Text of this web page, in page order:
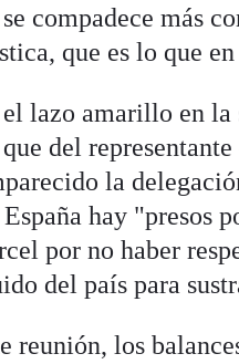
compadece más
que es lo que
lazo amarillo en la
del representante
la
hay "presos
por no haber
del país para
reunión, los